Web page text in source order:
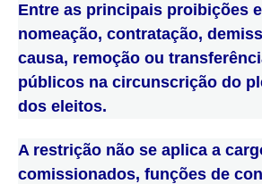
Entre as principais proibições
nomeação, contratação,
causa, remoção ou
públicos na circunscrição do
dos eleitos.
A restrição não se aplica a
comissionados, funções de